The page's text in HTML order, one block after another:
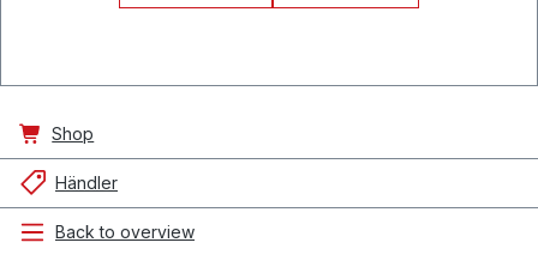
Shop
Händler
Back to overview